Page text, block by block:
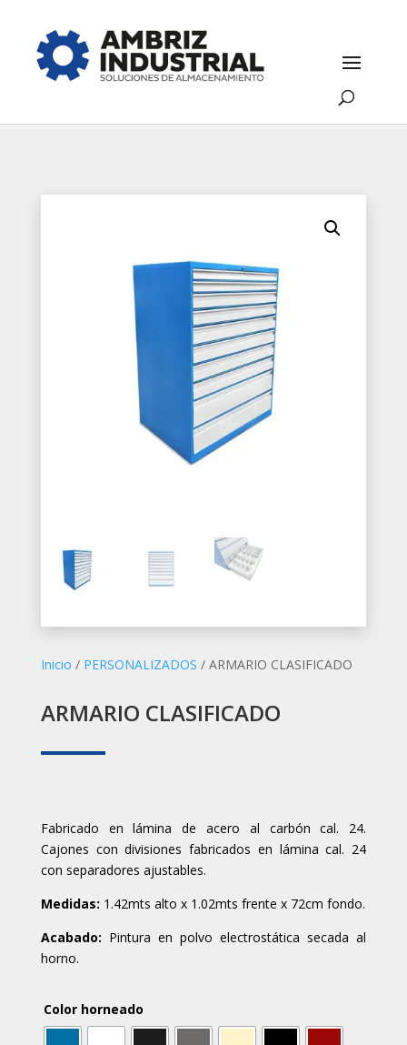
Inicio / PERSONALIZADOS / ARMARIO CLASIFICADO
ARMARIO CLASIFICADO
Fabricado en lámina de acero al carbón cal. 24.
Cajones con divisiones fabricados en lámina cal. 24
con separadores ajustables.
Medidas: 1.42mts alto x 1.02mts frente x 72cm fondo.
Acabado: Pintura en polvo electrostática secada al
horno.
Color horneado